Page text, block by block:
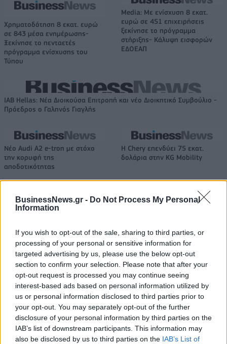
BusinessNews.gr - Do Not Process My Personal
Information
If you wish to opt-out of the sale, sharing to third parties, or
processing of your personal or sensitive information for
targeted advertising by us, please use the below opt-out
section to confirm your selection. Please note that after your
opt-out request is processed you may continue seeing
interest-based ads based on personal information utilized by
us or personal information disclosed to third parties prior to
your opt-out. You may separately opt-out of the further
disclosure of your personal information by third parties on the
IAB’s list of downstream participants. This information may
also be disclosed by us to third parties on the IAB’s List of
Χρηματοδότηση 8 εκατ. ευρώ
σε 843 μέσα ενημέρωσης-
Ξεκίνησε το πενταετές
πρόγραμμα ενίσχυσης του
Τύπου
Media: Με ενίσχυση 8 εκατ.
ευρώ σε 451 επιχειρήσεις
ξεκίνησε το πρόγραμμα
στήριξης- Κάλυψη εισφορών
ΕΔΟΕΑΠ
IAB Hellas: Νέα Διοικούσα Επιτροπή και νέο Διοικητικό Συμβούλιο -
Πρόεδρος ο Γαληνός Γιαγλής
Νέο Audi A2 e-tron με στόχο
την κορυφή της
αποδοτικότητας
Η Chery επενδύει 75 εκατ.
δολάρια στην KG Mobility
Το FIAT 500 Hybrid τώρα από 18.990 ευρώ
Ουκρανία: Με Μίχαϊλιουκ και
Λεν κόντρα στην Ελλάδα
Πάρκερ: «Όνειρό μου να
κατακτήσω το ΝΒΑ Europe με τη
Βιλερμπάν» - Η διευκρινιστική
ανάρτηση που έκανε
HELLENiQ ENERGY: Κέρδη 393 εκατ. ευρώ στο α' εξάμηνο – Στα 734
εκατ. ευρώ τα EBITDA